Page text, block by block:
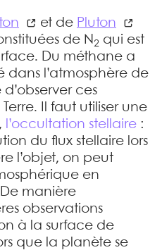
et de Pluton
de N2 qui est
Du méthane a
l’atmosphère de
d’observer ces
Il faut utiliser une
l’occultation stellaire :
du flux stellaire lors
l’objet, on peut
en
manière
observations
à la surface de
que la planète se